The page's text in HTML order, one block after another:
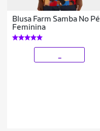
Blusa Farm Samba No Pé
Feminina